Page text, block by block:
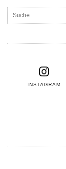
INSTAGRAM